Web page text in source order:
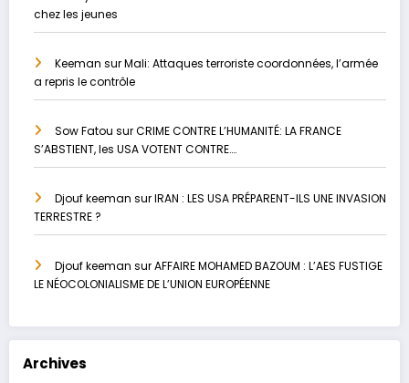
chez les jeunes
Keeman surMali: Attaques terroriste coordonnées, l’armée
a repris le contrôle
Sow Fatou surCRIME CONTRE L’HUMANITÉ: LA FRANCE
S’ABSTIENT, les USA VOTENT CONTRE….
Djouf keeman surIRAN : LES USA PRÉPARENT-ILS UNE INVASION
TERRESTRE ?
Djouf keeman surAFFAIRE MOHAMED BAZOUM : L’AES FUSTIGE
LE NÉOCOLONIALISME DE L’UNION EUROPÉENNE
Archives